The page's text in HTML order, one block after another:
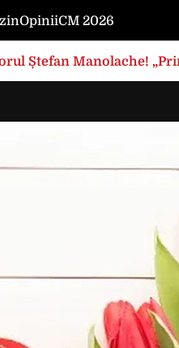
OpiniiCM 2026
Ștefan Manolache!